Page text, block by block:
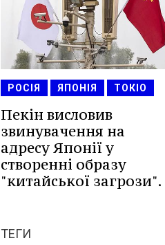
РОСІЯ ЯПОНІЯ ТОКІО
Пекін висловив
звинувачення на
адресу Японії у
створенні образу
"китайської загрози".
ТЕГИ